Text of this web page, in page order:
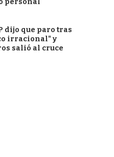
personal
dijo que paro tras
irracional" y
salió al cruce